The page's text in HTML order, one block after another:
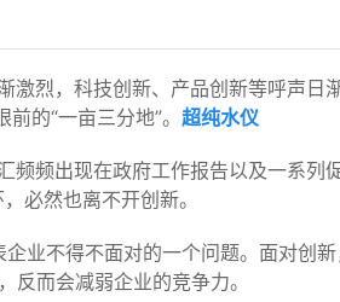
激烈，科技创新、产品创新等呼声日
的“一亩三分地”。 超纯水仪
频出现在政府工作报告以及一系列
必然也离不开创新。
不得不面对的一个问题。面对创新
反而会减弱企业的竞争力。